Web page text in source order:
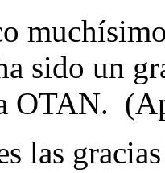
sido un
OTAN.
gracias